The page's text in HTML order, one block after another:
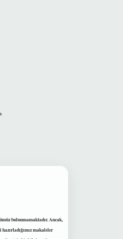
bulunmamaktadır. Ancak,
makaleler